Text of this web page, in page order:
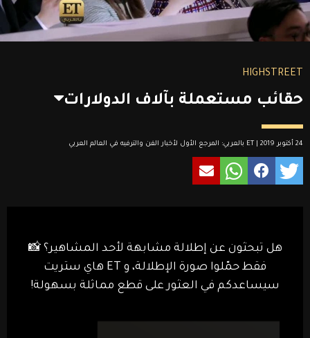
HIGHSTREET
حقائب مستعملة بآلاف الدولارات
24 أكتوبر 2019 | ET بالعربي: المرجع الأول لأخبار الفن والترفيه في العالم العربي
هل تبحثون عن إطلالة مشابهة لأحد المشاهير؟ 📸
فقط حمّلوا صورة الإطلالة، و ET هاي ستريت
سيساعدكم في العثور على قطع مماثلة بسهولة!